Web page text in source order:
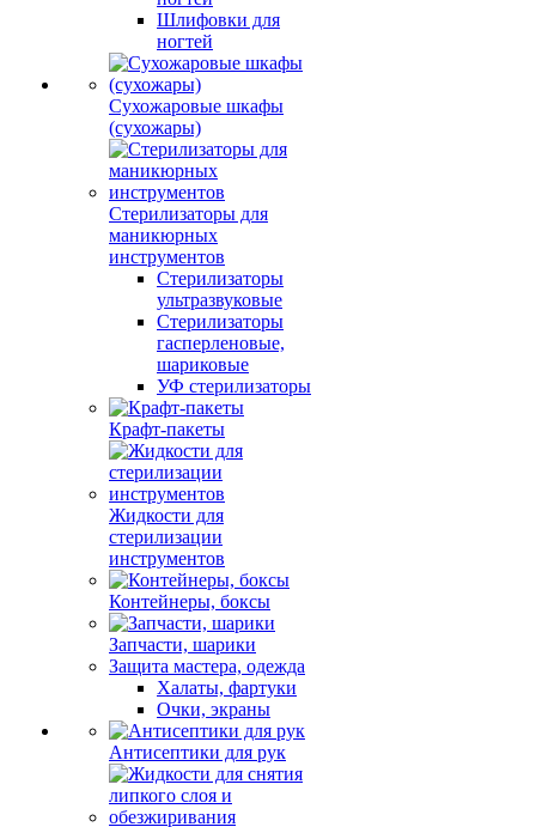
Шлифовки для
ногтей
Сухожаровые шкафы
(сухожары)
Стерилизаторы для
маникюрных
инструментов
Стерилизаторы
ультразвуковые
Стерилизаторы
гасперленовые,
шариковые
УФ стерилизаторы
Крафт-пакеты
Жидкости для
стерилизации
инструментов
Контейнеры, боксы
Запчасти, шарики
Защита мастера, одежда
Халаты, фартуки
Очки, экраны
Антисептики для рук